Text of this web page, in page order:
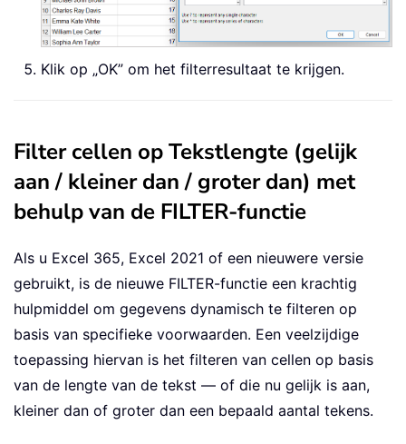
Klik op „OK” om het filterresultaat te krijgen.
Filter cellen op Tekstlengte (gelijk
aan / kleiner dan / groter dan) met
behulp van de FILTER-functie
Als u Excel 365, Excel 2021 of een nieuwere versie
gebruikt, is de nieuwe FILTER-functie een krachtig
hulpmiddel om gegevens dynamisch te filteren op
basis van specifieke voorwaarden. Een veelzijdige
toepassing hiervan is het filteren van cellen op basis
van de lengte van de tekst — of die nu gelijk is aan,
kleiner dan of groter dan een bepaald aantal tekens.